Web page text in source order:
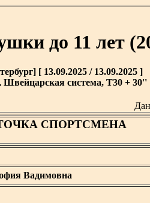
до 11 лет
[ 13.09.2025 / 13.09.2025 ]
система, T30 + 30''
СПОРТСМЕНА
Вадимовна